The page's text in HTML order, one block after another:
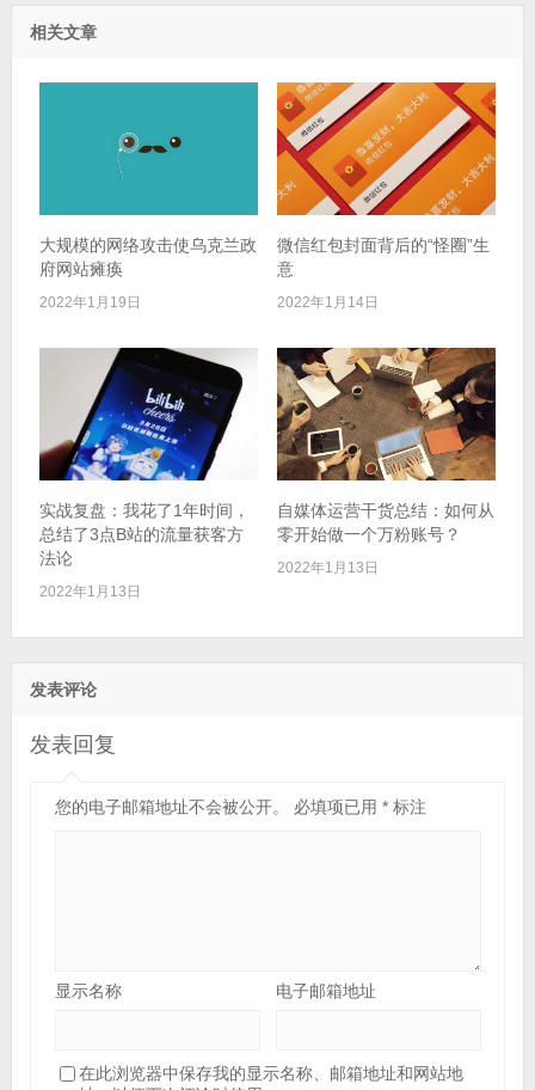
相关文章
大规模的网络攻击使乌克兰政
府网站瘫痪
2022年1月19日
微信红包封面背后的“怪圈”生
意
2022年1月14日
实战复盘：我花了1年时间，
总结了3点B站的流量获客方
法论
2022年1月13日
自媒体运营干货总结：如何从
零开始做一个万粉账号？
2022年1月13日
发表评论
发表回复
您的电子邮箱地址不会被公开。 必填项已用 *标注
显示名称 电子邮箱地址
在此浏览器中保存我的显示名称、邮箱地址和网站地